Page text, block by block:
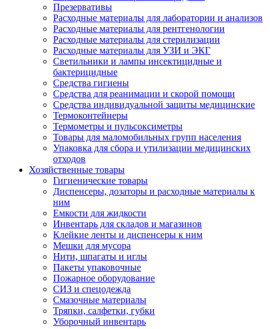
Презервативы
Расходные материалы для лаборатории и анализов
Расходные материалы для рентгенологии
Расходные материалы для стерилизации
Расходные материалы для УЗИ и ЭКГ
Светильники и лампы инсектицидные и
бактерицидные
Средства гигиены
Средства для реанимации и скорой помощи
Средства индивидуальной защиты медицинские
Термоконтейнеры
Термометры и пульсоксиметры
Товары для маломобильных групп населения
Упаковка для сбора и утилизации медицинских
отходов
Хозяйственные товары
Гигиенические товары
Диспенсеры, дозаторы и расходные материалы к
ним
Емкости для жидкости
Инвентарь для складов и магазинов
Клейкие ленты и диспенсеры к ним
Мешки для мусора
Нити, шпагаты и иглы
Пакеты упаковочные
Пожарное оборудование
СИЗ и спецодежда
Смазочные материалы
Тряпки, салфетки, губки
Уборочный инвентарь